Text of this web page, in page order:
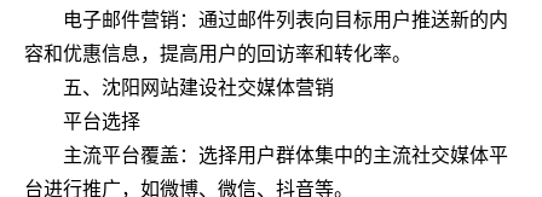
电子邮件营销：通过邮件列表向目标用户推送新的内
容和优惠信息，提高用户的回访率和转化率。
五、沈阳网站建设社交媒体营销
平台选择
主流平台覆盖：选择用户群体集中的主流社交媒体平
台进行推广，如微博、微信、抖音等。